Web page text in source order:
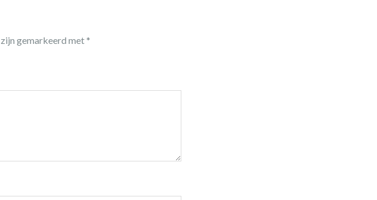
gemarkeerd met *